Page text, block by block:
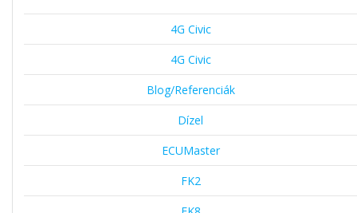
4G Civic
4G Civic
Blog/Referenciák
Dízel
ECUMaster
FK2